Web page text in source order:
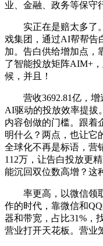
业、金融、政务等保守
实正在是赔太多了。
戏集团，通过AI帮帮告
加。告白供给增加点，
了智能投放矩阵AIM+
候，并且！
营收3692.81亿，增
AI驱动的投放效率提拔
内容创做的门槛。跟着
明什么？两点，也让它
全球化不再是标语，营
112万，让告白投放更
能沉回双位数高增？这
率更高，以微信领取
作的时代，靠微信和
器和带宽，占比31%，
营业打开天花板。营业